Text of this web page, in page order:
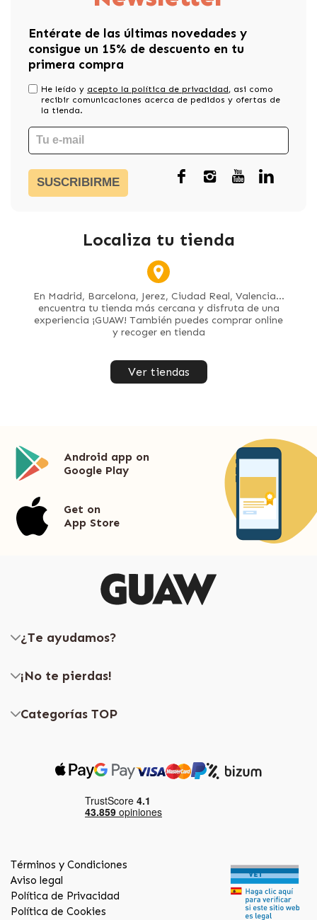
Entérate de las últimas novedades y
consigue un 15% de descuento en tu
primera compra
He leído y acepto la política de privacidad, asi como
recibir comunicaciones acerca de pedidos y ofertas de
la tienda.
SUSCRIBIRME
Localiza tu tienda
En Madrid, Barcelona, Jerez, Ciudad Real, Valencia...
encuentra tu tienda más cercana y disfruta de una
experiencia ¡GUAW! También puedes comprar online
y recoger en tienda
Ver tiendas
Android app on
Google Play
Get on
App Store
¿Te ayudamos?
¡No te pierdas!
Categorías TOP
Términos y Condiciones
Aviso legal
Política de Privacidad
Política de Cookies